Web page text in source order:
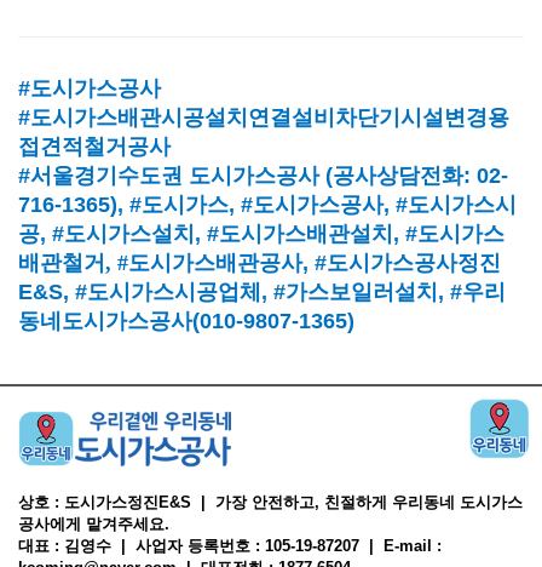
#도시가스공사
#도시가스배관시공설치연결설비차단기시설변경용
접견적철거공사
#서울경기수도권 도시가스공사 (공사상담전화: 02-
716-1365), #도시가스, #도시가스공사, #도시가스시
공, #도시가스설치 , #도시가스배관설치 , #도시가스
배관철거, #도시가스배관공사, #도시가스공사정진
E&S, #도시가스시공업체 , #가스보일러설치 , #우리
동네도시가스공사(010-9807-1365)
상호 : 도시가스정진E&S | 가장 안전하고, 친절하게 우리동네 도시가스
공사에게 맡겨주세요.
대표 : 김영수 | 사업자 등록번호 : 105-19-87207 | E-mail :